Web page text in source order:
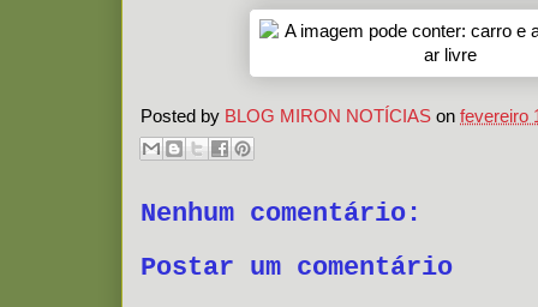
Posted by BLOG MIRON NOTÍCIAS on fevereiro
Nenhum comentário:
Postar um comentário